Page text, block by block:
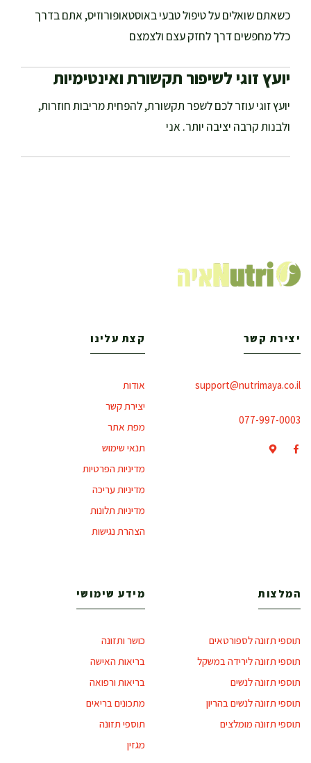
כשאתם שואלים על טיפול טבעי באוסטאופורוזיס, אתם בדרך
כלל מחפשים דרך לחזק עצם ולצמצם
יועץ זוגי לשיפור תקשורת ואינטימיות
יועץ זוגי עוזר לכם לשפר תקשורת, להפחית מריבות חוזרות,
ולבנות קרבה יציבה יותר. אני
יצירת קשר
support@nutrimaya.co.il
077-997-0003
קצת עלינו
אודות
יצירת קשר
מפת אתר
תנאי שימוש
מדיניות הפרטיות
מדיניות עריכה
מדיניות תלונות
הצהרת נגישות
המלצות
תוספי תזונה לספורטאים
תוספי תזונה לירידה במשקל
תוספי תזונה לנשים
תוספי תזונה לנשים בהריון
תוספי תזונה מומלצים
מידע שימושי
כושר ותזונה
בריאות האישה
בריאות ורפואה
מתכונים בריאים
תוספי תזונה
מגזין